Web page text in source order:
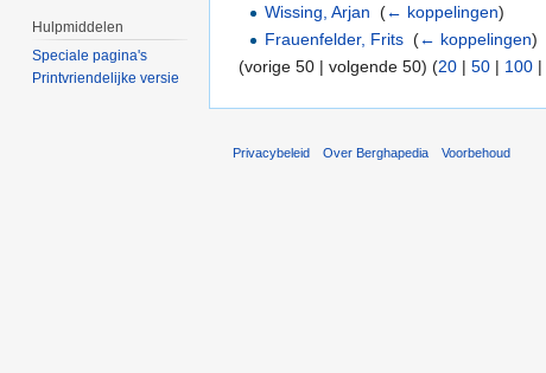
Wissing, Arjan ‎(← koppelingen)
Frauenfelder, Frits ‎(← koppelingen)
(vorige 50 | volgende 50) (20 | 50 | 100 |
Hulpmiddelen
Speciale pagina's
Printvriendelijke versie
Privacybeleid Over Berghapedia Voorbehoud